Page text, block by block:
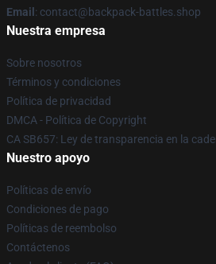
Email : contact@backpack-battles.shop
Nuestra empresa
Sobre nosotros
Términos y condiciones
Política de privacidad
DMCA - Política de Copyright
CA SB657: Ley de transparencia en la
Nuestro apoyo
Políticas de envío
Condiciones de pago
Políticas de reembolso
Contáctenos